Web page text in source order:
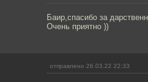
Баир,спасибо за
Очень приятно ))
отправлено 26.03.22 22:33